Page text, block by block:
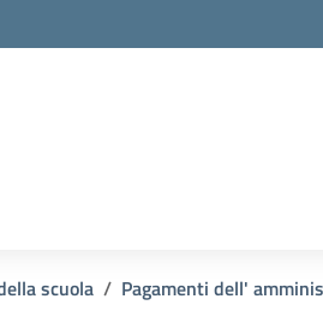
scuola Pagamenti dell'